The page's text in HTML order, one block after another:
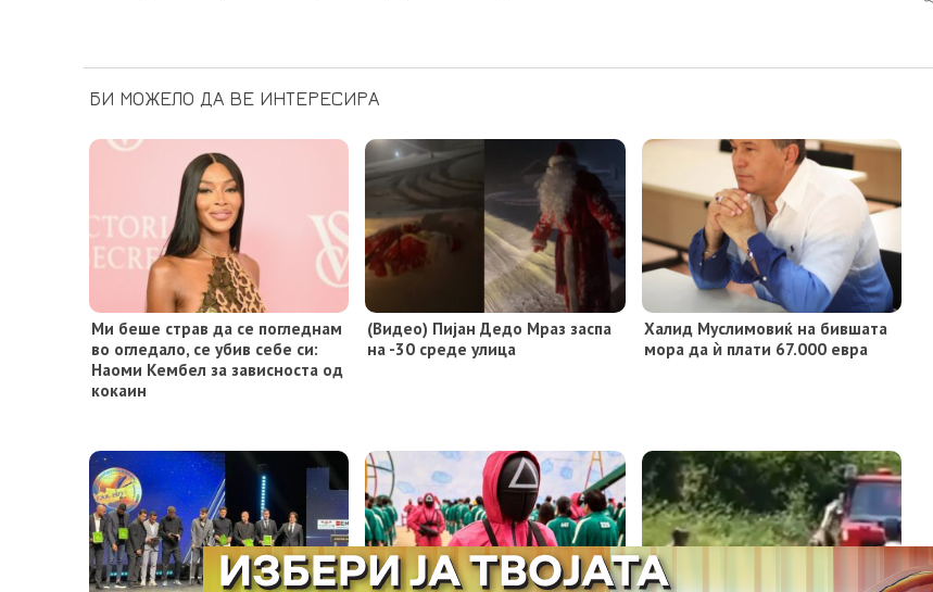
БИ МОЖЕЛО ДА ВЕ ИНТЕРЕСИРА
Ми беше страв да се погледнам
во огледало, се убив себе си:
Наоми Кембел за зависноста од
кокаин
(Видео) Пијан Дедо Мраз заспа
на -30 среде улица
Халид Муслимовиќ на бившата
мора да ѝ плати 67.000 евра